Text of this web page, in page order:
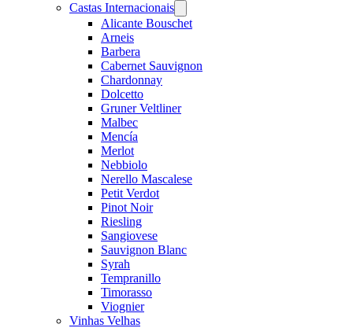
Castas Internacionais
menu
Alicante Bouschet
Arneis
Barbera
Cabernet Sauvignon
Chardonnay
Dolcetto
Gruner Veltliner
Malbec
Mencía
Merlot
Nebbiolo
Nerello Mascalese
Petit Verdot
Pinot Noir
Riesling
Sangiovese
Sauvignon Blanc
Syrah
Tempranillo
Timorasso
Viognier
Vinhas Velhas